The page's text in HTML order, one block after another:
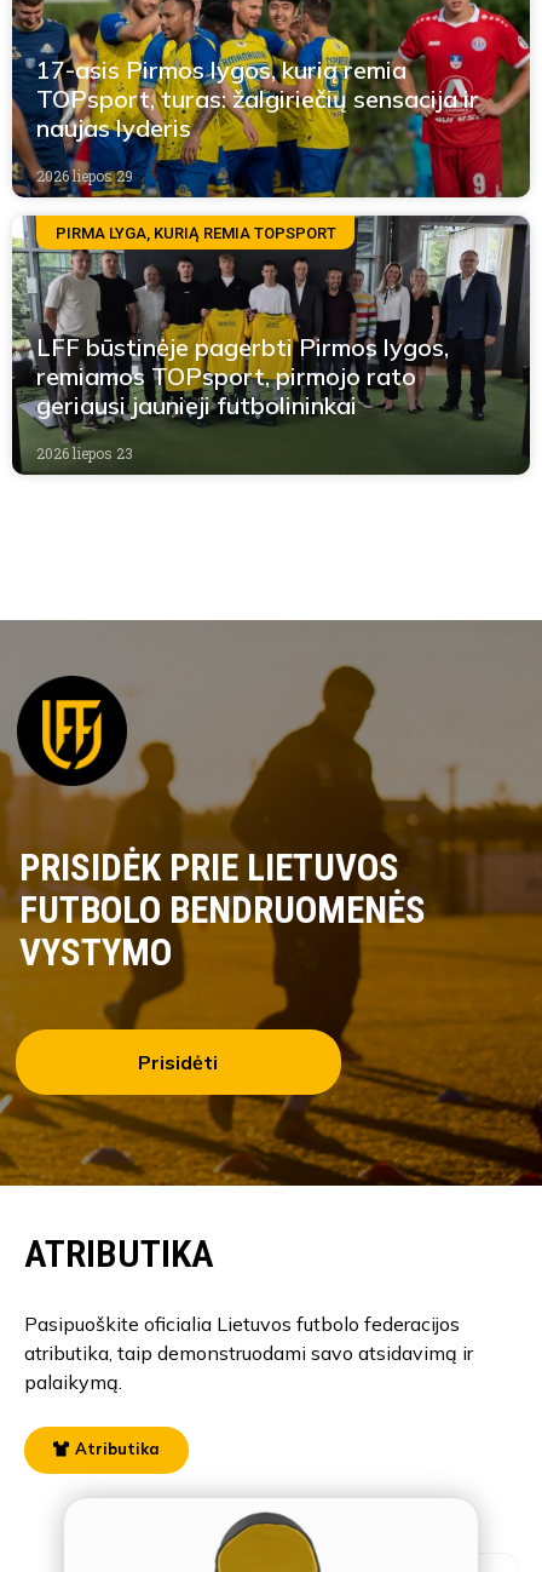
17-asis Pirmos lygos, kurią remia
TOPsport, turas: žalgiriečių sensacija ir
naujas lyderis
2026 liepos 29
PIRMA LYGA, KURIĄ REMIA TOPSPORT
LFF būstinėje pagerbti Pirmos lygos,
remiamos TOPsport, pirmojo rato
geriausi jaunieji futbolininkai
2026 liepos 23
PRISIDĖK PRIE LIETUVOS
FUTBOLO BENDRUOMENĖS
VYSTYMO
Prisidėti
ATRIBUTIKA
Pasipuoškite oficialia Lietuvos futbolo federacijos
atributika, taip demonstruodami savo atsidavimą ir
palaikymą.
Atributika